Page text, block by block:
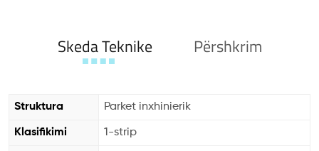
Skeda Teknike Përshkrim
Struktura Parket inxhinierik
Klasifikimi 1-strip